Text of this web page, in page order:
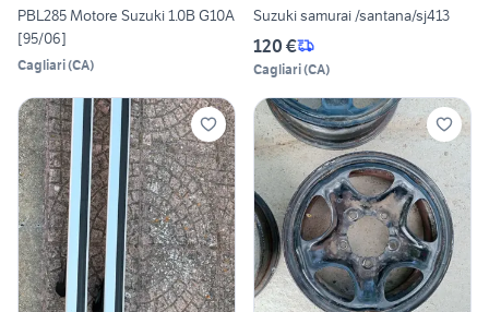
PBL285 Motore Suzuki 1.0B G10A
[95/06]
Cagliari(CA)
Suzuki samurai /santana/sj413
120 €
Cagliari(CA)